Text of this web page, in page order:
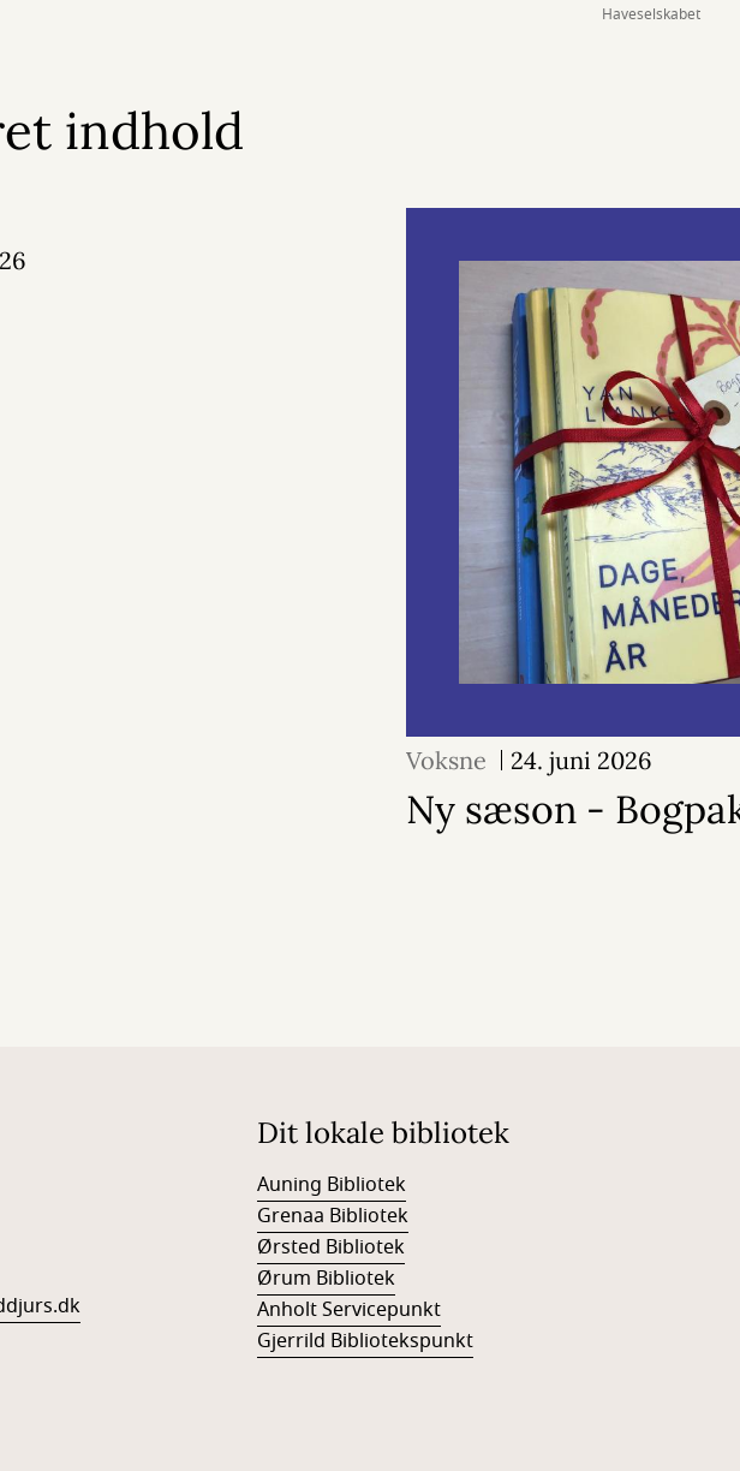
Haveselskabet
indhold
Voksne 24. juni 2026
Ny sæson -
Dit lokale bibliotek
Auning Bibliotek
Grenaa Bibliotek
Ørsted Bibliotek
Ørum Bibliotek
Anholt Servicepunkt
Gjerrild Bibliotekspunkt